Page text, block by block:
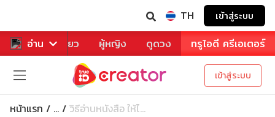
TH เข้าสู่ระบบ
อ่าน
หาร ท่องเที่ยว ผู้หญิง ดูดวง ทรูไอดี ครีเอเตอร์
เข้าสู่ระบบ
หน้าแรก ... วิธีอ่านหนังสือ ให้ไ...